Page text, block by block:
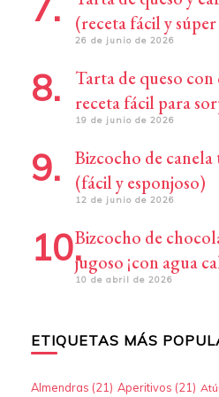
(receta fácil y
26 de junio de 2026
Tarta de queso con
receta fácil para
19 de junio de 2026
Bizcocho de
(fácil y esponjoso)
12 de junio de 2026
Bizcocho de
jugoso ¡con agua
10 de abril de 2026
ETIQUETAS MÁS
Almendras (21) Aperitivos (21)